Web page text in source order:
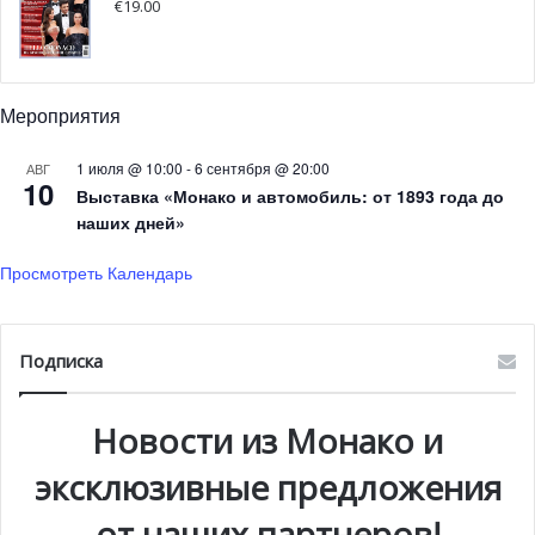
€19.00
Мероприятия
АВГ
10
1 июля @ 10:00 -6 сентября @ 20:00
Выставка «Монако и автомобиль: от 1893 года до
наших дней»
Просмотреть Календарь
Подписка
Новости из Монако и
эксклюзивные предложения